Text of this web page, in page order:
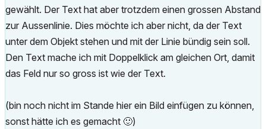
gewählt. Der Text hat aber trotzdem einen grossen Abstand
zur Aussenlinie. Dies möchte ich aber nicht, da der Text
unter dem Objekt stehen und mit der Linie bündig sein soll.
Den Text mache ich mit Doppelklick am gleichen Ort, damit
das Feld nur so gross ist wie der Text.
(bin noch nicht im Stande hier ein Bild einfügen zu können,
sonst hätte ich es gemacht 🙂)